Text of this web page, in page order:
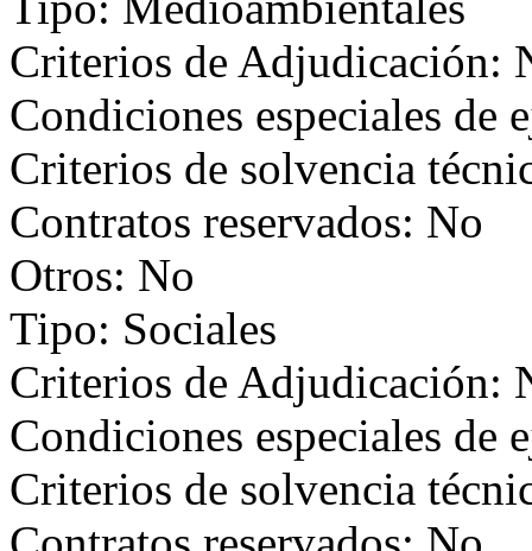
Criterios de Adjudicación:
Condiciones especiales de
Criterios de solvencia
Contratos reservados: No
Otros: No
Tipo: Sociales
Criterios de Adjudicación:
Condiciones especiales de
Criterios de solvencia